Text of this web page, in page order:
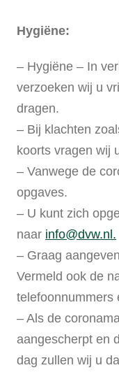
Hygiëne:
– Hygiëne – In
verzoeken wij u
dragen.
– Bij klachten
koorts vragen wij
– Vanwege de
opgaves.
– U kunt zich
naar info@dvw.nl.
– Graag
Vermeld ook de
telefoonnummers
– Als de
aangescherpt en
dag zullen wij u